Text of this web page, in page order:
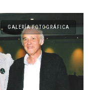
GALERÍA FOTOGRÁFICA